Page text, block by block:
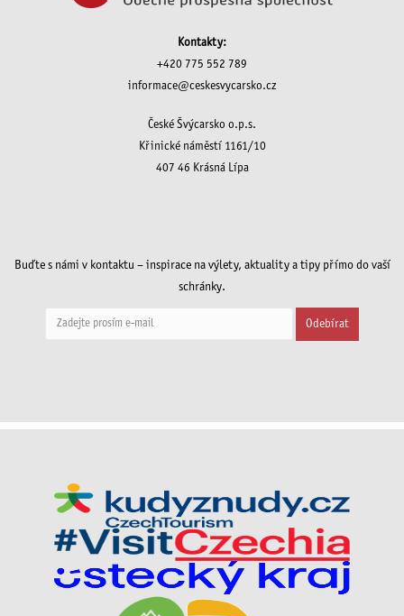
Kontakty:
+420 775 552 789
informace@ceskesvycarsko.cz
České Švýcarsko o.p.s.
Křinické náměstí 1161/10
407 46 Krásná Lípa
Buďte s námi v kontaktu – inspirace na výlety, aktuality a tipy přímo do vaší
schránky.
Odebírat